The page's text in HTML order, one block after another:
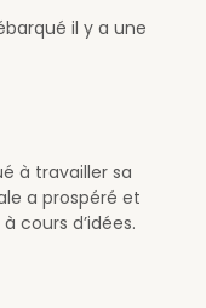
il y a une
à travailler sa
a prospéré et
cours d’idées.